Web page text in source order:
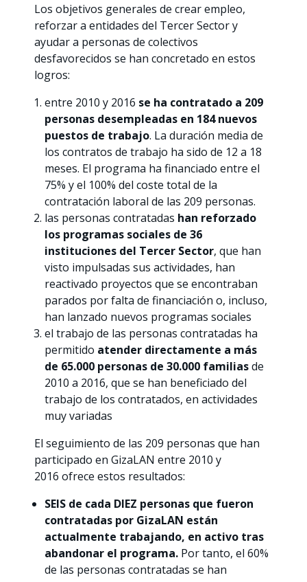
Los objetivos generales de crear empleo,
reforzar a entidades del Tercer Sector y
ayudar a personas de colectivos
desfavorecidos se han concretado en estos
logros:
entre 2010 y 2016 se ha contratado a 209
personas desempleadas en 184 nuevos
puestos de trabajo. La duración media de
los contratos de trabajo ha sido de 12 a 18
meses. El programa ha financiado entre el
75% y el 100% del coste total de la
contratación laboral de las 209 personas.
las personas contratadas han reforzado
los programas sociales de 36
instituciones del Tercer Sector, que han
visto impulsadas sus actividades, han
reactivado proyectos que se encontraban
parados por falta de financiación o, incluso,
han lanzado nuevos programas sociales
el trabajo de las personas contratadas ha
permitido atender directamente a más
de 65.000 personas de 30.000 familiasde
2010 a 2016, que se han beneficiado del
trabajo de los contratados, en actividades
muy variadas
El seguimiento de las 209 personas que han
participado en GizaLAN entre 2010 y
2016 ofrece estos resultados:
SEIS de cada DIEZ personas que fueron
contratadas por GizaLAN están
actualmente trabajando, en activo tras
abandonar el programa. Por tanto, el 60%
de las personas contratadas se han